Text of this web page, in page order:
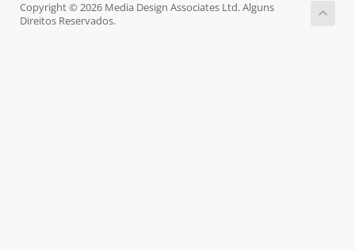
Copyright © 2026 Media Design Associates Ltd. Alguns
Direitos Reservados.